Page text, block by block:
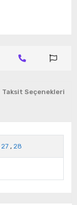
Taksit Seçenekleri
27 , 28